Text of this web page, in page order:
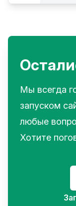
Мы всегда
запуском
любые
Хотите